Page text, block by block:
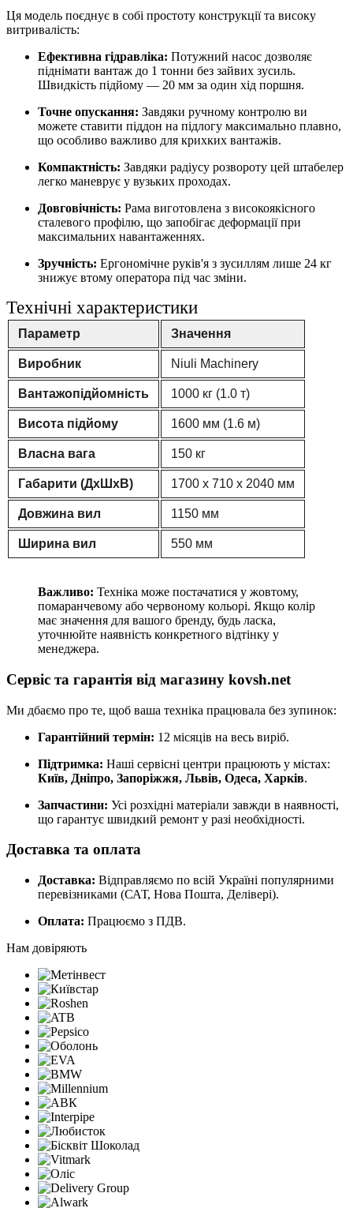
Ця модель поєднує в собі простоту конструкції та високу
витривалість:
Ефективна гідравліка: Потужний насос дозволяє
піднімати вантаж до 1 тонни без зайвих зусиль.
Швидкість підйому — 20 мм за один хід поршня.
Точне опускання: Завдяки ручному контролю ви
можете ставити піддон на підлогу максимально плавно,
що особливо важливо для крихких вантажів.
Компактність: Завдяки радіусу розвороту цей штабелер
легко маневрує у вузьких проходах.
Довговічність: Рама виготовлена з високоякісного
сталевого профілю, що запобігає деформації при
максимальних навантаженнях.
Зручність: Ергономічне руків'я з зусиллям лише 24 кг
знижує втому оператора під час зміни.
Технічні характеристики
Параметр Значення
Виробник Niuli Machinery
Вантажопідйомність 1000 кг (1.0 т)
Висота підйому 1600 мм (1.6 м)
Власна вага 150 кг
Габарити (ДхШхВ) 1700 х 710 х 2040 мм
Довжина вил 1150 мм
Ширина вил 550 мм
Важливо: Техніка може постачатися у жовтому,
помаранчевому або червоному кольорі. Якщо колір
має значення для вашого бренду, будь ласка,
уточнюйте наявність конкретного відтінку у
менеджера.
Сервіс та гарантія від магазину kovsh.net
Ми дбаємо про те, щоб ваша техніка працювала без зупинок:
Гарантійний термін: 12 місяців на весь виріб.
Підтримка: Наші сервісні центри працюють у містах:
Київ, Дніпро, Запоріжжя, Львів, Одеса, Харків.
Запчастини: Усі розхідні матеріали завжди в наявності,
що гарантує швидкий ремонт у разі необхідності.
Доставка та оплата
Доставка: Відправляємо по всій Україні популярними
перевізниками (САТ, Нова Пошта, Делівері).
Оплата: Працюємо з ПДВ.
Нам довіряють